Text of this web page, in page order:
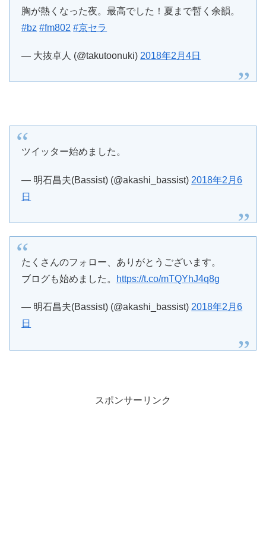
胸が熱くなった夜。最高でした！夏まで暫く余韻。
#bz #fm802 #京セラ
— 大抜卓人 (@takutoonuki) 2018年2月4日
ツイッター始めました。
— 明石昌夫(Bassist) (@akashi_bassist) 2018年2月6
日
たくさんのフォロー、ありがとうございます。
ブログも始めました。
https://t.co/mTQYhJ4q8g
— 明石昌夫(Bassist) (@akashi_bassist)2018年2月6
日
スポンサーリンク